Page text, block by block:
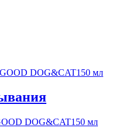
GOOD DOG&CAT150 мл
DOG&CAT150 мл